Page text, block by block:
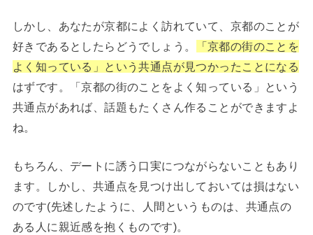
しかし、あなたが京都によく訪れていて、京都のことが
好きであるとしたらどうでしょう。
「京都の街のことを
よく知っている」という共通点が見つかったことになる
はずです。「京都の街のことをよく知っている」という
共通点があれば、話題もたくさん作ることができますよ
ね。
もちろん、デートに誘う口実につながらないこともあり
ます。しかし、共通点を見つけ出しておいては損はない
のです(先述したように、人間というものは、共通点の
ある人に親近感を抱くものです)。